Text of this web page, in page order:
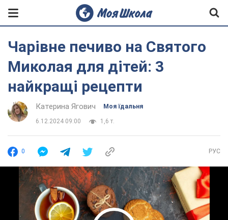
Чарівне печиво на Святого
Миколая для дітей: 3
найкращі рецепти
Катерина Ягович Моя їдальня
6.12.2024 09:00 1,6 т.
0 РУС